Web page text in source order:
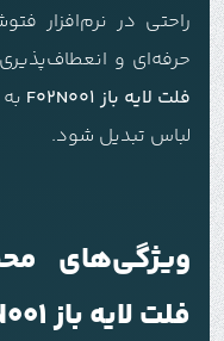
راحتی در نرم‌افزار
حرفه‌ای و
فلت لایه باز F02N001
لباس تبدیل شود.
ویژگی‌های
فلت لایه باز F02N001